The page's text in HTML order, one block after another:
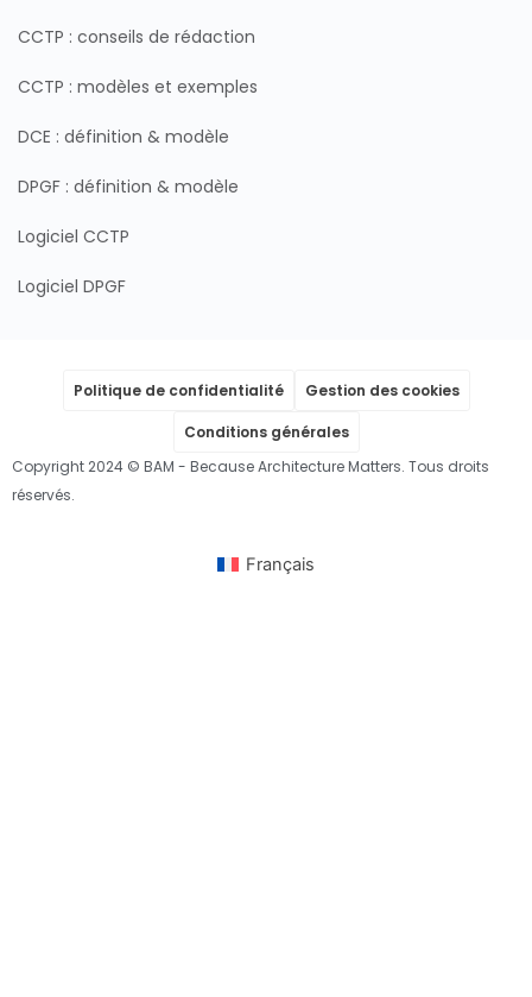
CCTP : conseils de rédaction
CCTP : modèles et exemples
DCE : définition & modèle
DPGF : définition & modèle
Logiciel CCTP
Logiciel DPGF
Politique de confidentialité Gestion des cookies
Conditions générales
Copyright 2024 © BAM - Because Architecture Matters. Tous droits
réservés.
Français